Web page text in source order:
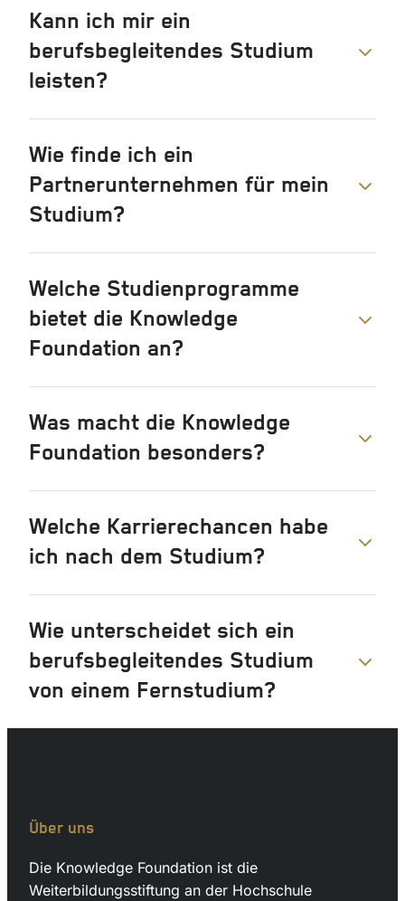
Kann ich mir ein
berufsbegleitendes Studium
leisten?
Wie finde ich ein
Partnerunternehmen für mein
Studium?
Welche Studienprogramme
bietet die Knowledge
Foundation an?
Was macht die Knowledge
Foundation besonders?
Welche Karrierechancen habe
ich nach dem Studium?
Wie unterscheidet sich ein
berufsbegleitendes Studium
von einem Fernstudium?
Über uns
Die Knowledge Foundation ist die
Weiterbildungsstiftung an der Hochschule